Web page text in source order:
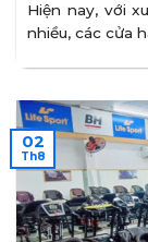
Hiện nay, với
nhiều, các cửa
02
Th8